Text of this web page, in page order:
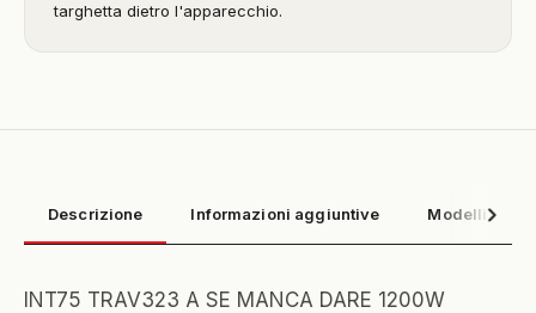
targhetta dietro l'apparecchio.
Descrizione Informazioni aggiuntive Modelli
INT75 TRAV323 A SE MANCA DARE 1200W